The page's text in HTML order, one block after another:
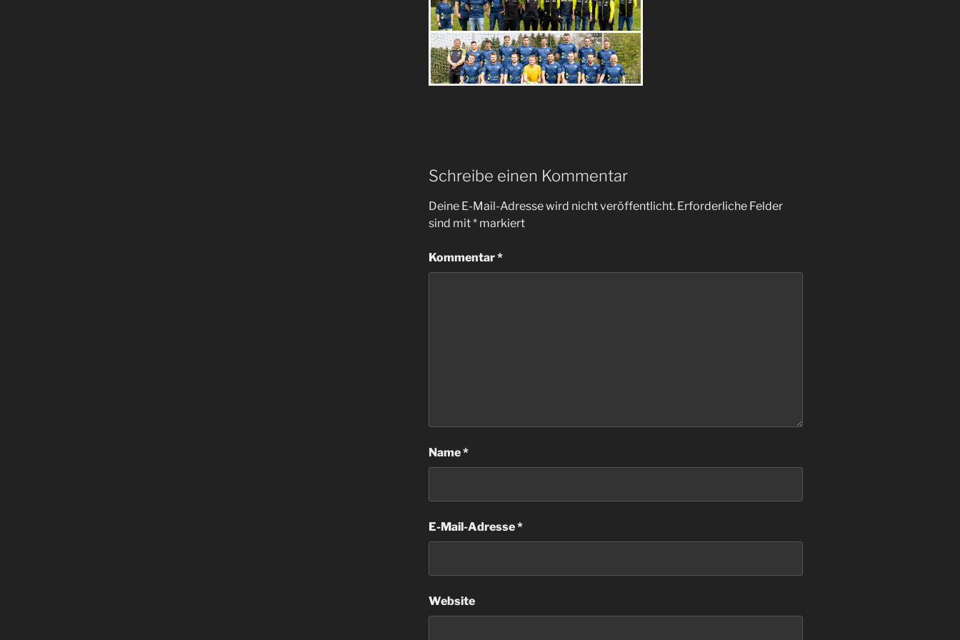
Schreibe einen Kommentar
Deine E-Mail-Adresse wird nicht veröffentlicht. Erforderliche Felder
sind mit*markiert
Kommentar*
Name*
E-Mail-Adresse*
Website